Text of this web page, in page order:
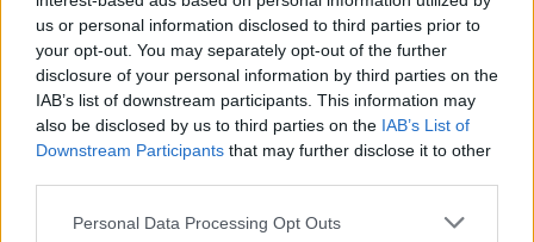
us or personal information disclosed to third parties prior to
your opt-out. You may separately opt-out of the further
disclosure of your personal information by third parties on the
IAB’s list of downstream participants. This information may
also be disclosed by us to third parties on the IAB’s List of
Downstream Participants that may further disclose it to other
Personal Data Processing Opt Outs